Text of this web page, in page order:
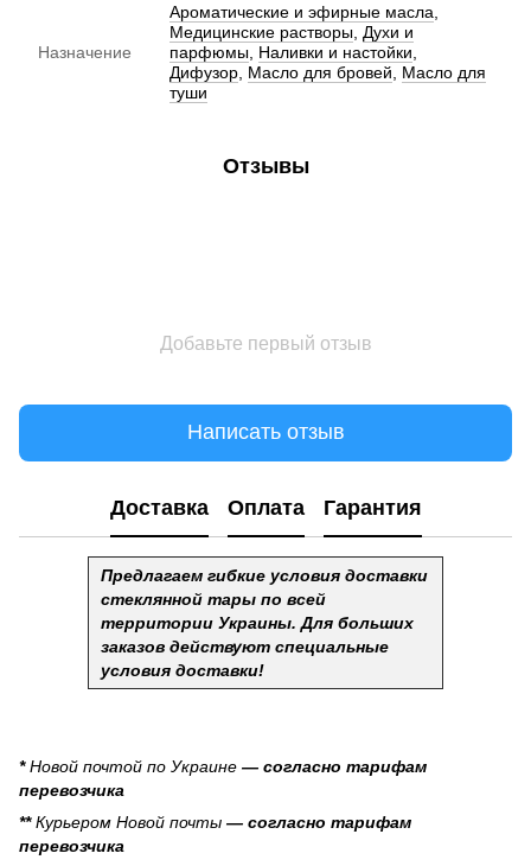
Назначение
Ароматические и эфирные масла
Медицинские растворы Духи и
парфюмы Наливки и настойки
Дифузор Масло для бровей
Масло для
туши
Отзывы
Добавьте первый отзыв
Написать отзыв
Доставка Оплата Гарантия
Предлагаем гибкие условия доставки
стеклянной тары по всей
территории Украины. Для больших
заказов действуют специальные
условия доставки!
*Новой почтой по Украине — согласно тарифам
перевозчика
**Курьером Новой почты — согласно тарифам
перевозчика